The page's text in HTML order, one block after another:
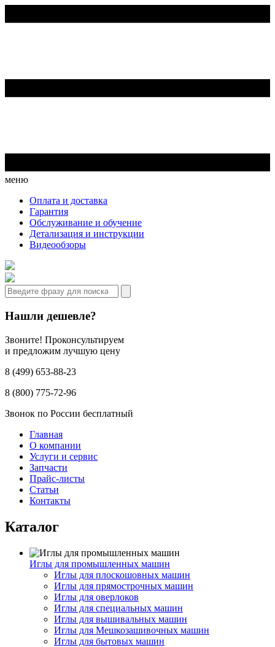
меню
Оплата и доставка
Гарантия
Обслуживание и обучение
Детализация и инструкции
Видеообзоры
Нашли дешевле?
Звоните! Проконсультируем
и предложим лучшую цену
8 (499) 653-88-23
8 (800) 775-72-96
Звонок по России бесплатный
Главная
О компании
Услуги и сервис
Запчасти
Прайс-листы
Статьи
Контакты
Каталог
Иглы для промышленных машин
Иглы для плоскошовных машин
Иглы для прямострочных машин
Иглы для оверлоков
Иглы для специальных машин
Иглы для вышивальных машин
Иглы для Мешкозашивочных машин
Иглы для бытовых машин